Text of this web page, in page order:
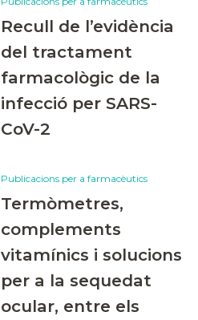
Recull de l’evidència
del tractament
farmacològic de la
infecció per SARS-
CoV-2
Publicacions per a farmacèutics
Termòmetres,
complements
vitamínics i solucions
per a la sequedat
ocular, entre els